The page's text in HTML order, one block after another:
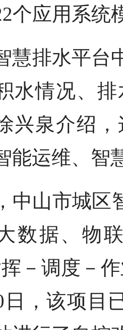
个应用系统
慧排水平台
水情况、
兴泉介绍
能运维、智
中山市城区
数据、物
－调度－
日，该项目